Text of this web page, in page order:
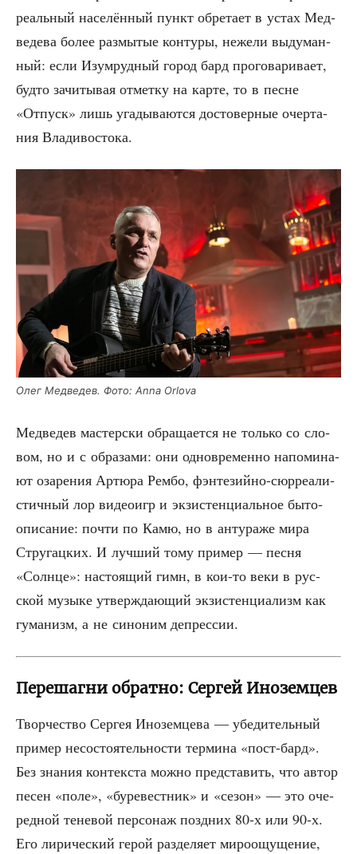
реаль­ный насе­лён­ный пункт обре­та­ет в устах Мед­
ве­де­ва более раз­мы­тые кон­ту­ры, неже­ли выду­ман­
ный: если Изу­мруд­ный город бард про­го­ва­ри­ва­ет,
буд­то зачи­ты­вая отмет­ку на кар­те, то в песне
«Отпуск» лишь уга­ды­ва­ют­ся досто­вер­ные очер­та­
ния Владивостока.
Олег Мед­ве­дев. Фото: Anna Orlova
Мед­ве­дев мастер­ски обра­ща­ет­ся не толь­ко со сло­
вом, но и с обра­за­ми: они одно­вре­мен­но напо­ми­на­
ют оза­ре­ния Артю­ра Рем­бо, фэн­те­зий­но-сюр­ре­а­ли­
стич­ный лор видео­игр и экзи­стен­ци­аль­ное быто­
опи­са­ние: почти по Камю, но в анту­ра­же мира
Стру­гац­ких. И луч­ший тому при­мер — пес­ня
«Солн­це»: насто­я­щий гимн, в кои-то веки в рус­
ской музы­ке утвер­жда­ю­щий экзи­стен­ци­а­лизм как
гума­низм, а не сино­ним депрессии.
Перешагни обратно: Сергей Иноземцев
Твор­че­ство Сер­гея Ино­зем­це­ва — убе­ди­тель­ный
при­мер несо­сто­я­тель­но­сти тер­ми­на «пост-бард».
Без зна­ния кон­тек­ста мож­но пред­ста­вить, что автор
песен «поле», «буре­вест­ник» и «сезон» — это оче­
ред­ной тене­вой пер­со­наж позд­них 80‑х или 90‑х.
Его лири­че­ский герой раз­де­ля­ет миро­ощу­ще­ние,